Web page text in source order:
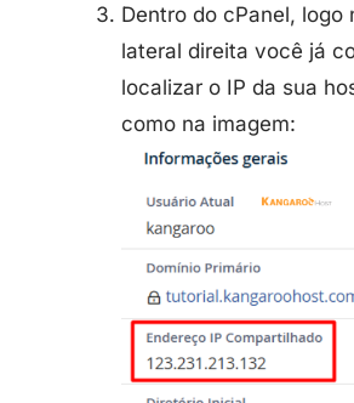
Dentro do cPanel, logo
lateral direita você já
localizar o IP da sua
como na imagem: